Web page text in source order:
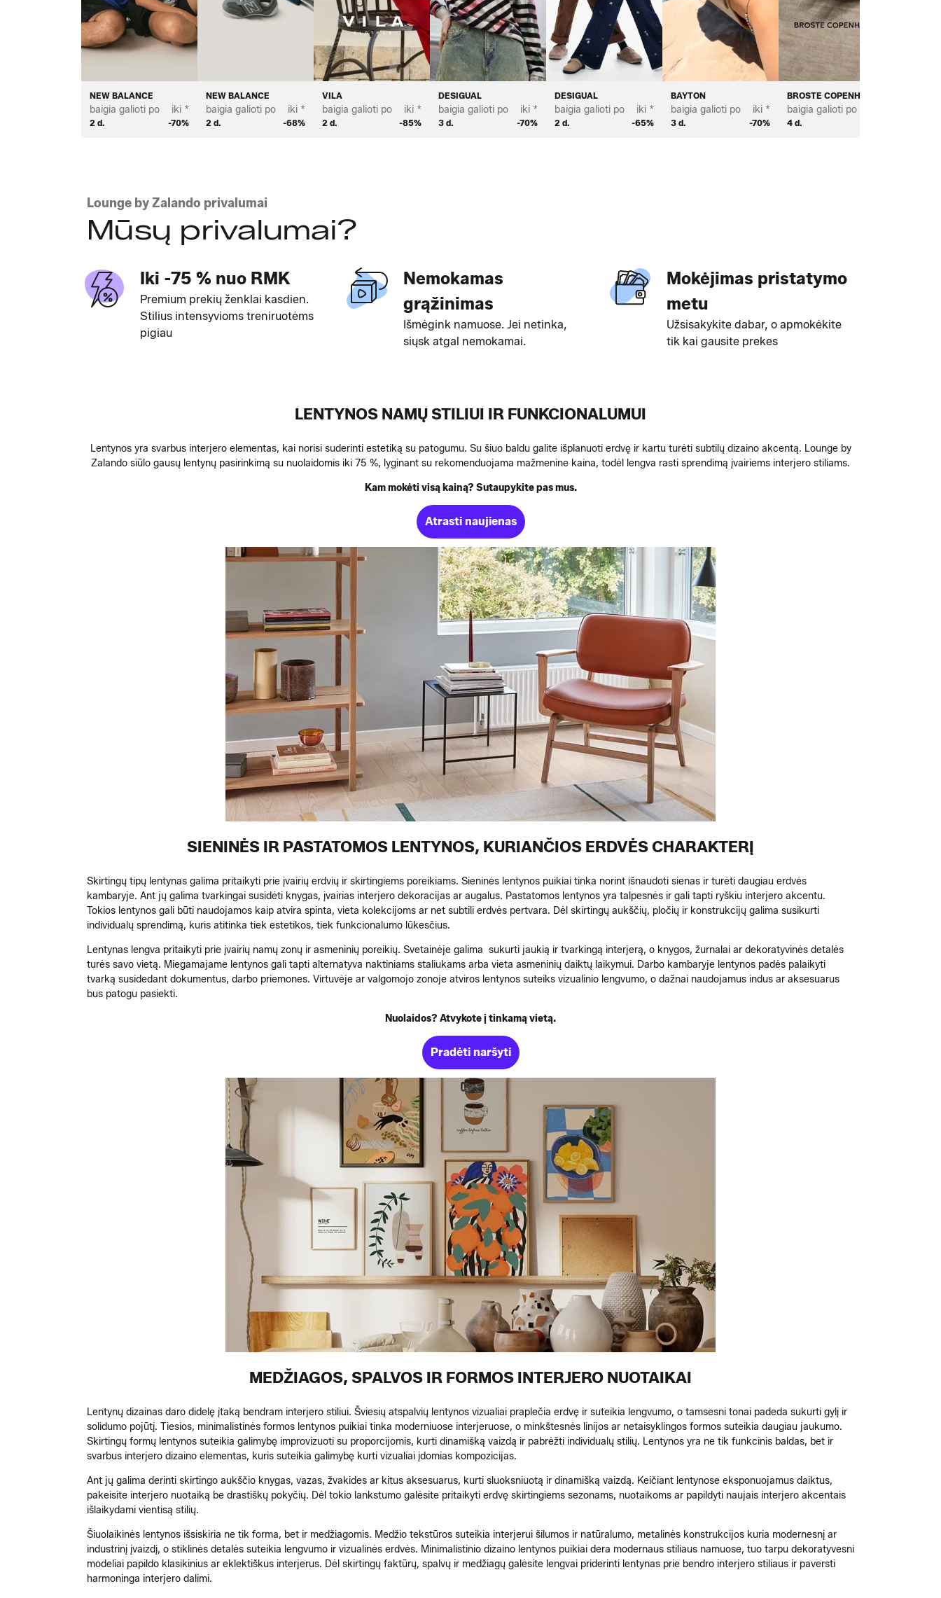
NEW BALANCE
baigia galioti po
2 d.
iki *
-70%
NEW BALANCE
baigia galioti po
2 d.
iki *
-68%
VILA
baigia galioti po
2 d.
iki *
-85%
DESIGUAL
baigia galioti po
3 d.
iki *
-70%
DESIGUAL
baigia galioti po
2 d.
iki *
-65%
BAYTON
baigia galioti po
3 d.
iki *
-70%
BROSTE COPENHAGEN
baigia galioti po
4 d.
Lounge by Zalando privalumai
Mūsų privalumai?
Iki -75 % nuo RMK
Premium prekių ženklai kasdien.
Stilius intensyvioms treniruotėms
pigiau
Nemokamas
grąžinimas
Išmėgink namuose. Jei netinka,
siųsk atgal nemokamai.
Mokėjimas pristatymo
metu
Užsisakykite dabar, o apmokėkite
tik kai gausite prekes
LENTYNOS NAMŲ STILIUI IR FUNKCIONALUMUI
Lentynos yra svarbus interjero elementas, kai norisi suderinti estetiką su patogumu. Su šiuo baldu galite išplanuoti erdvę ir kartu turėti subtilų dizaino akcentą. Lounge by
Zalando siūlo gausų lentynų pasirinkimą su nuolaidomis iki 75 %, lyginant su rekomenduojama mažmenine kaina, todėl lengva rasti sprendimą įvairiems interjero stiliams.
Kam mokėti visą kainą? Sutaupykite pas mus.
Atrasti naujienas
SIENINĖS IR PASTATOMOS LENTYNOS, KURIANČIOS ERDVĖS CHARAKTERĮ
Skirtingų tipų lentynas galima pritaikyti prie įvairių erdvių ir skirtingiems poreikiams. Sieninės lentynos puikiai tinka norint išnaudoti sienas ir turėti daugiau erdvės
kambaryje. Ant jų galima tvarkingai susidėti knygas, įvairias interjero dekoracijas ar augalus. Pastatomos lentynos yra talpesnės ir gali tapti ryškiu interjero akcentu.
Tokios lentynos gali būti naudojamos kaip atvira spinta, vieta kolekcijoms ar net subtili erdvės pertvara. Dėl skirtingų aukščių, pločių ir konstrukcijų galima susikurti
individualų sprendimą, kuris atitinka tiek estetikos, tiek funkcionalumo lūkesčius.
Lentynas lengva pritaikyti prie įvairių namų zonų ir asmeninių poreikių. Svetainėje galima sukurti jaukią ir tvarkingą interjerą, o knygos, žurnalai ar dekoratyvinės detalės
turės savo vietą. Miegamajame lentynos gali tapti alternatyva naktiniams staliukams arba vieta asmeninių daiktų laikymui. Darbo kambaryje lentynos padės palaikyti
tvarką susidedant dokumentus, darbo priemones. Virtuvėje ar valgomojo zonoje atviros lentynos suteiks vizualinio lengvumo, o dažnai naudojamus indus ar aksesuarus
bus patogu pasiekti.
Nuolaidos? Atvykote į tinkamą vietą.
Pradėti naršyti
MEDŽIAGOS, SPALVOS IR FORMOS INTERJERO NUOTAIKAI
Lentynų dizainas daro didelę įtaką bendram interjero stiliui. Šviesių atspalvių lentynos vizualiai praplečia erdvę ir suteikia lengvumo, o tamsesni tonai padeda sukurti gylį ir
solidumo pojūtį. Tiesios, minimalistinės formos lentynos puikiai tinka moderniuose interjeruose, o minkštesnės linijos ar netaisyklingos formos suteikia daugiau jaukumo.
Skirtingų formų lentynos suteikia galimybę improvizuoti su proporcijomis, kurti dinamišką vaizdą ir pabrėžti individualų stilių. Lentynos yra ne tik funkcinis baldas, bet ir
svarbus interjero dizaino elementas, kuris suteikia galimybę kurti vizualiai įdomias kompozicijas.
Ant jų galima derinti skirtingo aukščio knygas, vazas, žvakides ar kitus aksesuarus, kurti sluoksniuotą ir dinamišką vaizdą. Keičiant lentynose eksponuojamus daiktus,
pakeisite interjero nuotaiką be drastiškų pokyčių. Dėl tokio lankstumo galėsite pritaikyti erdvę skirtingiems sezonams, nuotaikoms ar papildyti naujais interjero akcentais
išlaikydami vientisą stilių.
Šiuolaikinės lentynos išsiskiria ne tik forma, bet ir medžiagomis. Medžio tekstūros suteikia interjerui šilumos ir natūralumo, metalinės konstrukcijos kuria modernesnį ar
industrinį įvaizdį, o stiklinės detalės suteikia lengvumo ir vizualinės erdvės. Minimalistinio dizaino lentynos puikiai dera modernaus stiliaus namuose, tuo tarpu dekoratyvesni
modeliai papildo klasikinius ar eklektiškus interjerus. Dėl skirtingų faktūrų, spalvų ir medžiagų galėsite lengvai priderinti lentynas prie bendro interjero stiliaus ir paversti
harmoninga interjero dalimi.